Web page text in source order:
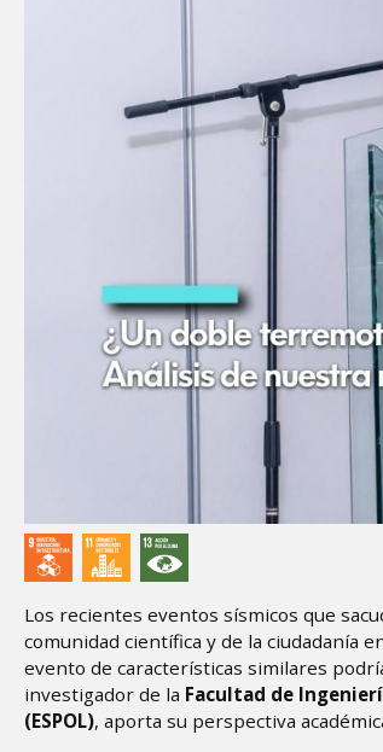
Los recientes eventos sísmicos que
comunidad científica y de la ciudadanía
evento de características similares
investigador de la Facultad de
(ESPOL), aporta su perspectiva